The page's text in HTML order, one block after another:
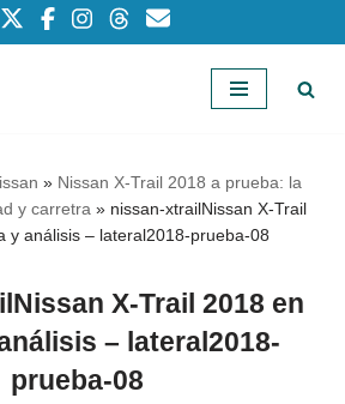
» Nissan X-Trail 2018 a prueba: la
y carretra » nissan-xtrailNissan X-Trail
y análisis – lateral2018-prueba-08
X-Trail 2018 en
– lateral2018-
prueba-08